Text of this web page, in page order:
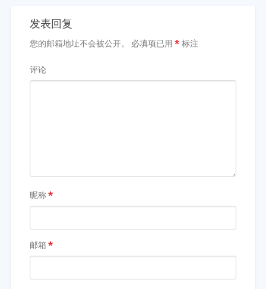
发表回复
您的邮箱地址不会被公开。 必填项已用 * 标注
评论
昵称*
邮箱 *